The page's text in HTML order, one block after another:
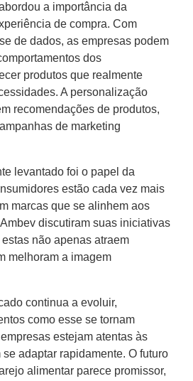
a importância da
de compra. Com
de dados, as empresas podem
dos
produtos que realmente
A personalização
recomendações de produtos,
de marketing
levantado foi o papel da
estão cada vez mais
marcas que se alinhem aos
discutiram suas iniciativas
não apenas atraem
melhoram a imagem
continua a evoluir,
como esse se tornam
estejam atentas às
adaptar rapidamente. O futuro
alimentar parece promissor,